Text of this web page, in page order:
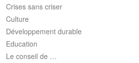
Crises sans criser
Culture
Développement durable
Education
Le conseil de …